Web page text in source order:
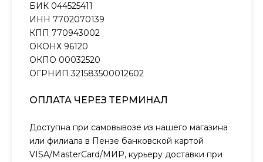
БИК 044525411
ИНН 7702070139
КПП 770943002
ОКОНХ 96120
ОКПО 00032520
ОГРНИП 321583500012602
ОПЛАТА ЧЕРЕЗ ТЕРМИНАЛ
Доступна при самовывозе из нашего магазина
или филиала в Пензе банковской картой
VISA/MasterCard/МИР, курьеру доставки при